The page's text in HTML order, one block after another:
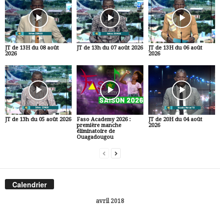
JT de 13H du 08 août
2026
JT de 13h du 07 août 2026
JT de 13H du 06 août
2026
JT de 13h du 05 août 2026
Faso Academy 2026 :
première manche
éliminatoire de
Ouagadougou
JT de 20H du 04 août
2026
Calendrier
avril 2018